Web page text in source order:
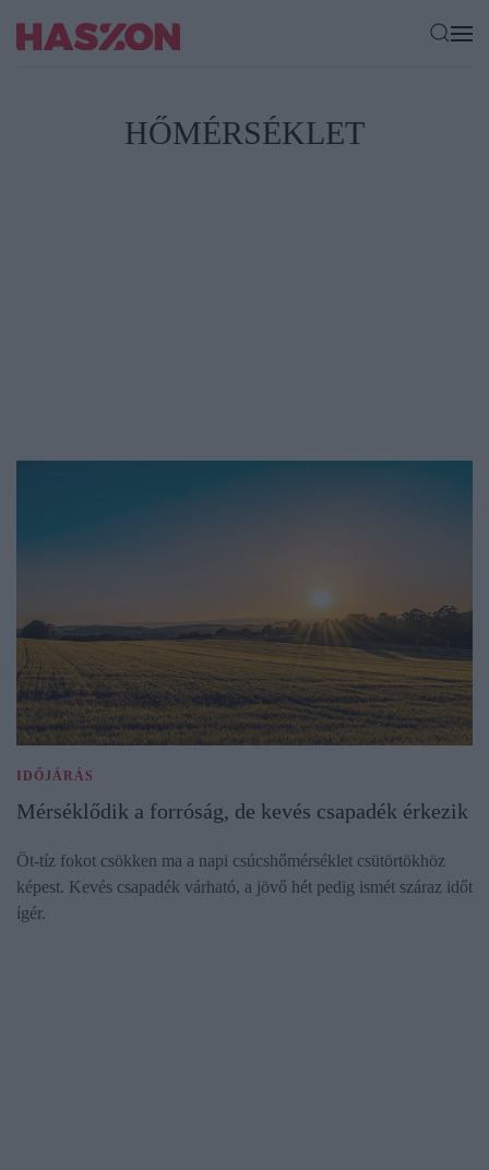
HŐMÉRSÉKLET
IDŐJÁRÁS
Mérséklődik a forróság, de kevés csapadék érkezik
Öt-tíz fokot csökken ma a napi csúcshőmérséklet csütörtökhöz
képest. Kevés csapadék várható, a jövő hét pedig ismét száraz időt
ígér.